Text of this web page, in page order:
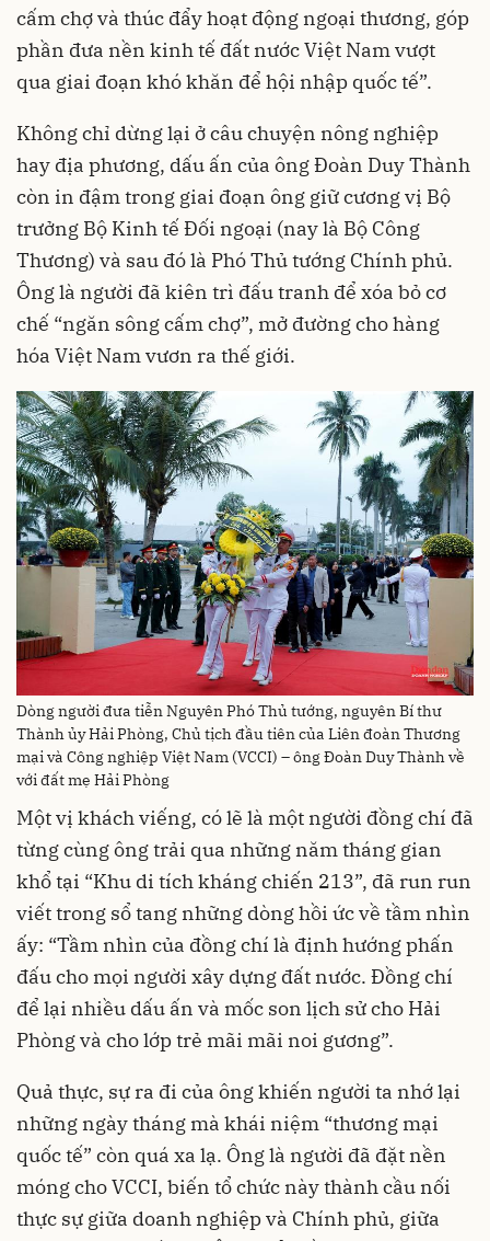
cấm chợ và thúc đẩy hoạt động ngoại thương, góp
phần đưa nền kinh tế đất nước Việt Nam vượt
qua giai đoạn khó khăn để hội nhập quốc tế”.
Không chỉ dừng lại ở câu chuyện nông nghiệp
hay địa phương, dấu ấn của ông Đoàn Duy Thành
còn in đậm trong giai đoạn ông giữ cương vị Bộ
trưởng Bộ Kinh tế Đối ngoại (nay là Bộ Công
Thương) và sau đó là Phó Thủ tướng Chính phủ.
Ông là người đã kiên trì đấu tranh để xóa bỏ cơ
chế “ngăn sông cấm chợ”, mở đường cho hàng
hóa Việt Nam vươn ra thế giới.
Dòng người đưa tiễn Nguyên Phó Thủ tướng, nguyên Bí thư
Thành ủy Hải Phòng, Chủ tịch đầu tiên của Liên đoàn Thương
mại và Công nghiệp Việt Nam (VCCI) – ông Đoàn Duy Thành về
với đất mẹ Hải Phòng
Một vị khách viếng, có lẽ là một người đồng chí đã
từng cùng ông trải qua những năm tháng gian
khổ tại “Khu di tích kháng chiến 213”, đã run run
viết trong sổ tang những dòng hồi ức về tầm nhìn
ấy: “Tầm nhìn của đồng chí là định hướng phấn
đấu cho mọi người xây dựng đất nước. Đồng chí
để lại nhiều dấu ấn và mốc son lịch sử cho Hải
Phòng và cho lớp trẻ mãi mãi noi gương”.
Quả thực, sự ra đi của ông khiến người ta nhớ lại
những ngày tháng mà khái niệm “thương mại
quốc tế” còn quá xa lạ. Ông là người đã đặt nền
móng cho VCCI, biến tổ chức này thành cầu nối
thực sự giữa doanh nghiệp và Chính phủ, giữa